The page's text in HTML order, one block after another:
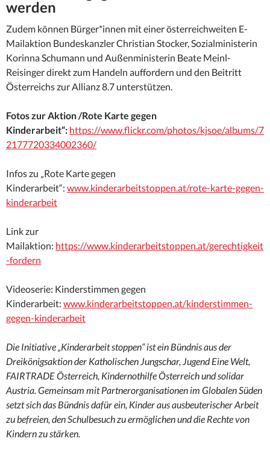
werden
Zudem können Bürger*innen mit einer österreichweiten E-
Mailaktion Bundeskanzler Christian Stocker, Sozialministerin
Korinna Schumann und Außenministerin Beate Meinl-
Reisinger direkt zum Handeln auffordern und den Beitritt
Österreichs zur Allianz 8.7 unterstützen.
Fotos zur Aktion /Rote Karte gegen
Kinderarbeit“: https://www.flickr.com/photos/kjsoe/albums/7
2177720334002360/
Infos zu „Rote Karte gegen
Kinderarbeit“: www.kinderarbeitstoppen.at/rote-karte-gegen-
kinderarbeit
Link zur
Mailaktion: https://www.kinderarbeitstoppen.at/gerechtigkeit
-fordern
Videoserie: Kinderstimmen gegen
Kinderarbeit: www.kinderarbeitstoppen.at/kinderstimmen-
gegen-kinderarbeit
Die Initiative „Kinderarbeit stoppen“ ist ein Bündnis aus der
Dreikönigsaktion der Katholischen Jungschar, Jugend Eine Welt,
FAIRTRADE Österreich, Kindernothilfe Österreich und solidar
Austria. Gemeinsam mit Partnerorganisationen im Globalen Süden
setzt sich das Bündnis dafür ein, Kinder aus ausbeuterischer Arbeit
zu befreien, den Schulbesuch zu ermöglichen und die Rechte von
Kindern zu stärken.